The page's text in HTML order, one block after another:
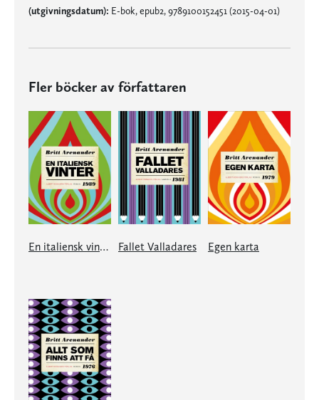
(utgivningsdatum): E-bok, epub2, 9789100152451 (2015-04-01)
Fler böcker av författaren
En italiensk vinter Fallet Valladares Egen karta